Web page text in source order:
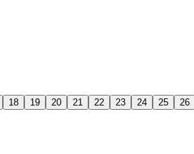
18 19 20 21 22 23 24 25 26